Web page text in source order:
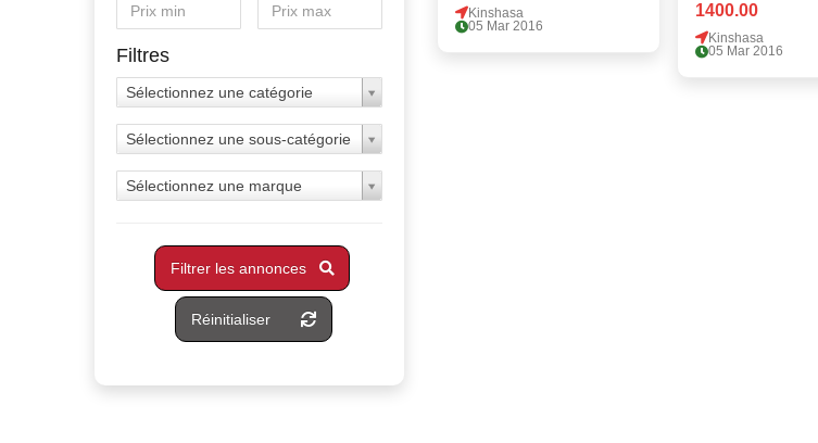
Filtres
Sélectionnez une catégorie
Sélectionnez une sous-catégorie
Sélectionnez une marque
Réinitialiser
Kinshasa
05 Mar 2016
1400.00
Kinshasa
05 Mar 2016